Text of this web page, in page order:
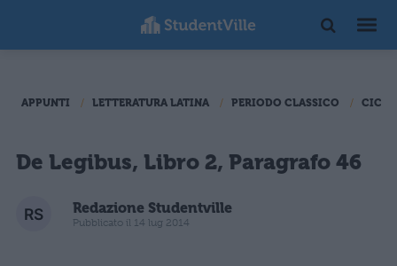
APPUNTI LETTERATURA LATINA PERIODO CLASSICO
De Legibus, Libro 2, Paragrafo 46
Redazione Studentville
Pubblicato il 14 lug 2014